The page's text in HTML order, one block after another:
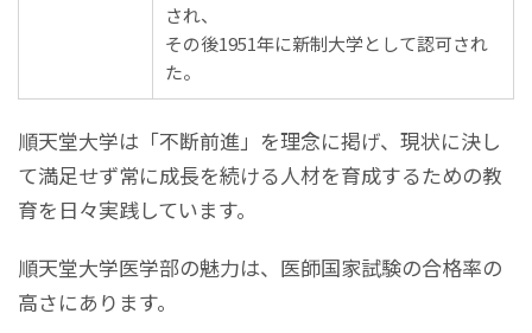
され、
その後1951年に新制大学として認可され
た。
順天堂大学は「不断前進」を理念に掲げ、現状に決し
て満足せず常に成長を続ける人材を育成するための教
育を日々実践しています。
順天堂大学医学部の魅力は、医師国家試験の合格率の
高さにあります。